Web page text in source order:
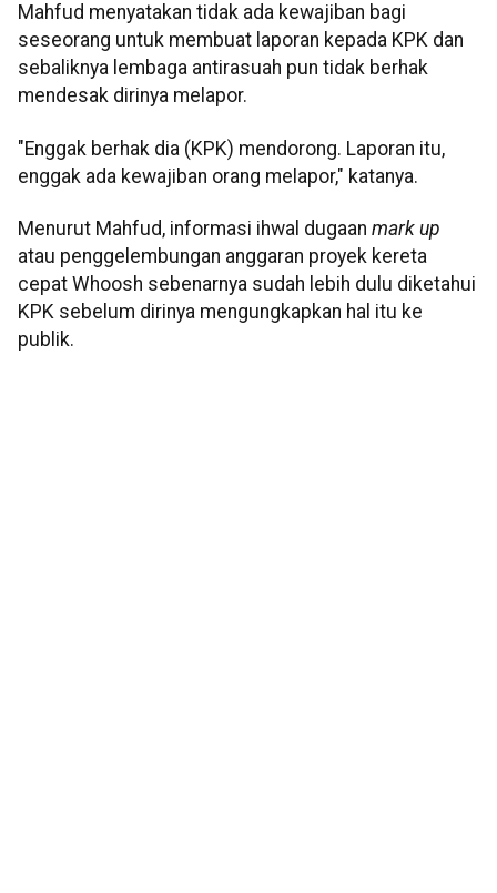
Mahfud menyatakan tidak ada kewajiban bagi
seseorang untuk membuat laporan kepada KPK dan
sebaliknya lembaga antirasuah pun tidak berhak
mendesak dirinya melapor.
"Enggak berhak dia (KPK) mendorong. Laporan itu,
enggak ada kewajiban orang melapor," katanya.
Menurut Mahfud, informasi ihwal dugaan mark up
atau penggelembungan anggaran proyek kereta
cepat Whoosh sebenarnya sudah lebih dulu diketahui
KPK sebelum dirinya mengungkapkan hal itu ke
publik.